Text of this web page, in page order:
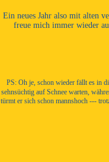
Ein neues Jahr also mit alten
freue mich immer wieder
PS: Oh je, schon wieder fällt es in
sehnsüchtig auf Schnee warten,
türmt er sich schon mannshoch ---